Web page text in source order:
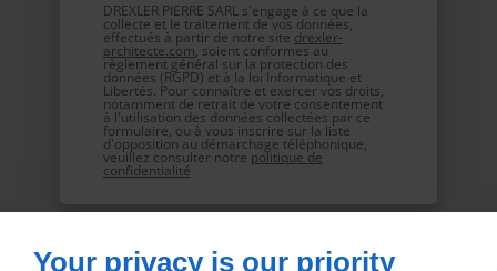
DREXLER PIERRE SARL s'engage à ce que la
collecte et le traitement de vos données,
effectués à partir de notre site drexler-
architecte.com, soient conformes au
règlement général sur la protection des
données (RGPD) et à la loi Informatique et
Libertés. Pour connaître et exercer vos droits,
notamment de retrait de votre consentement
à l'utilisation des données collectées par ce
formulaire, ou à vous inscrire sur la liste
d'opposition au démarchage téléphonique,
veuillez consulter notre politique de
confidentialité
Your privacy is our priority